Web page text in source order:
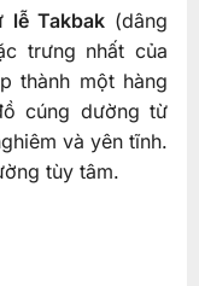
lễ Takbak (dâng
trưng nhất của
thành một hàng
cúng dường từ
và yên tĩnh.
tùy tâm.